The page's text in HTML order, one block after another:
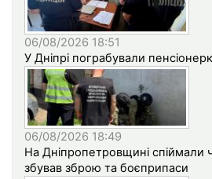
06/08/2026 18:51
У Дніпрі пограбували
06/08/2026 18:49
На Дніпропетровщині спіймали
збував зброю та боєприпаси